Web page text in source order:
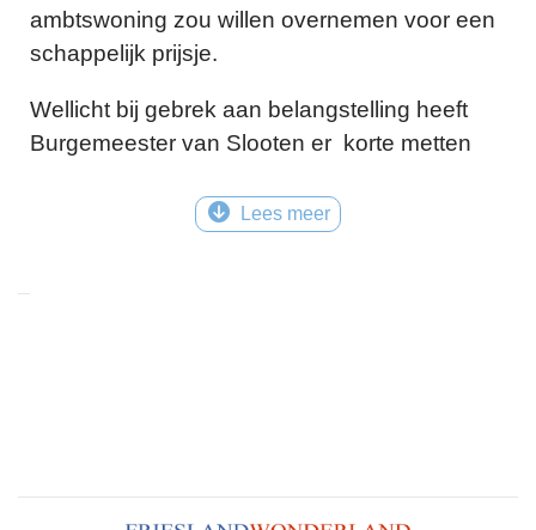
ambtswoning zou willen overnemen voor een
schappelijk prijsje.
Wellicht bij gebrek aan belangstelling heeft
Burgemeester van Slooten er korte metten
hebben gedacht, terwijl hij de deur voor de
Lees meer